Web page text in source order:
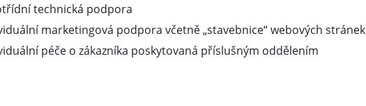
technická podpora
marketingová podpora včetně „stavebnice“ webových stránek
péče o zákazníka poskytovaná příslušným oddělením